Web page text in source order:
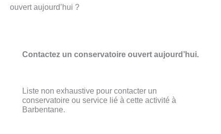
ouvert aujourd’hui ?
Contactez un conservatoire ouvert aujourd’hui.
Liste non exhaustive pour contacter un
conservatoire ou service lié à cette activité à
Barbentane.